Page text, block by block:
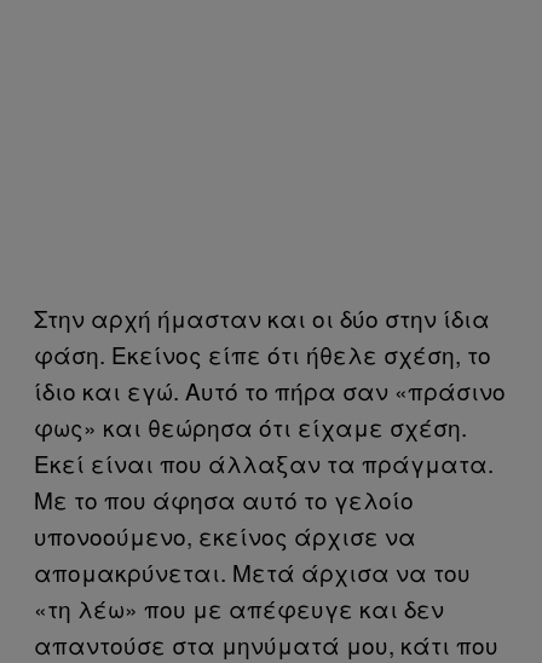
Στην αρχή ήμασταν και οι δύο στην ίδια
φάση. Εκείνος είπε ότι ήθελε σχέση, το
ίδιο και εγώ. Αυτό το πήρα σαν «πράσινο
φως» και θεώρησα ότι είχαμε σχέση.
Εκεί είναι που άλλαξαν τα πράγματα.
Με το που άφησα αυτό το γελοίο
υπονοούμενο, εκείνος άρχισε να
απομακρύνεται. Μετά άρχισα να του
«τη λέω» που με απέφευγε και δεν
απαντούσε στα μηνύματά μου, κάτι που